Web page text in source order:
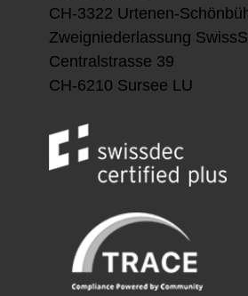
CH-3322 Urtenen-
Zweigniederlassung
Centralstrasse 39
CH-6210 Sursee LU